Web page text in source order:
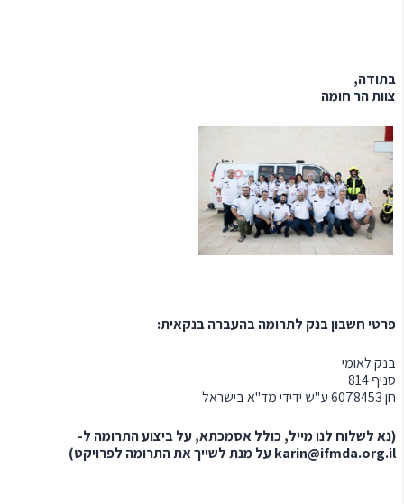
בתודה,
צוות הר חומה
פרטי חשבון בנק לתרומה בהעברה בנקאית:
בנק לאומי
סניף 814
חן 6078453 ע"ש ידידי מד"א בישראל
(נא לשלוח לנו מייל, כולל אסמכתא, על ביצוע התרומה ל-
karin@ifmda.org.ilעל מנת לשייך את התרומה לפרויקט)